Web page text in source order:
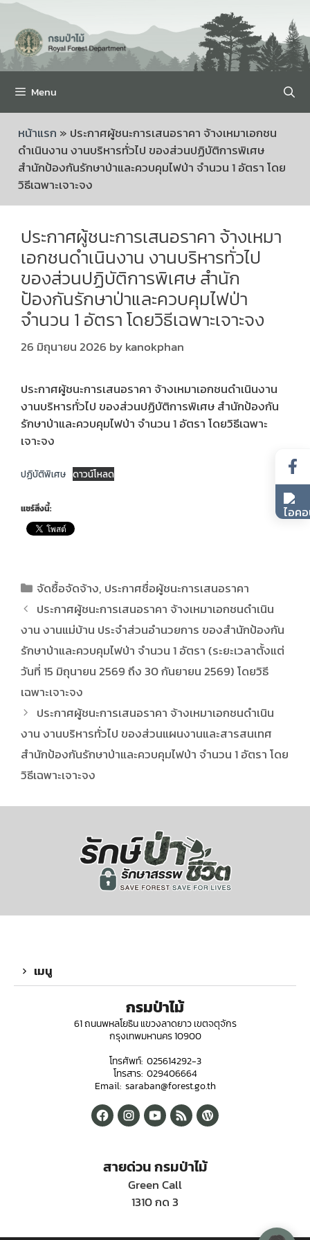
Menu
หน้าแรก » ประกาศผู้ชนะการเสนอราคา จ้างเหมาเอกชน
ดำเนินงาน งานบริหารทั่วไป ของส่วนปฏิบัติการพิเศษ
สำนักป้องกันรักษาป่าและควบคุมไฟป่า จำนวน 1 อัตรา โดย
วิธีเฉพาะเจาะจง
ประกาศผู้ชนะการเสนอราคา จ้างเหมา
เอกชนดำเนินงาน งานบริหารทั่วไป
ของส่วนปฏิบัติการพิเศษ สำนัก
ป้องกันรักษาป่าและควบคุมไฟป่า
จำนวน 1 อัตรา โดยวิธีเฉพาะเจาะจง
26 มิถุนายน 2026 bykanokphan
ประกาศผู้ชนะการเสนอราคา จ้างเหมาเอกชนดำเนินงาน
งานบริหารทั่วไป ของส่วนปฏิบัติการพิเศษ สำนักป้องกัน
รักษาป่าและควบคุมไฟป่า จำนวน 1 อัตรา โดยวิธีเฉพาะ
เจาะจง
ปฏิบัติพิเศษ ดาวน์โหลด
แชร์สิ่งนี้:
จัดซื้อจัดจ้าง, ประกาศชื่อผู้ชนะการเสนอราคา
ประกาศผู้ชนะการเสนอราคา จ้างเหมาเอกชนดำเนิน
งาน งานแม่บ้าน ประจำส่วนอำนวยการ ของสำนักป้องกัน
รักษาป่าและควบคุมไฟป่า จำนวน 1 อัตรา (ระยะเวลาตั้งแต่
วันที่ 15 มิถุนายน 2569 ถึง 30 กันยายน 2569) โดยวิธี
เฉพาะเจาะจง
ประกาศผู้ชนะการเสนอราคา จ้างเหมาเอกชนดำเนิน
งาน งานบริหารทั่วไป ของส่วนแผนงานและสารสนเทศ
สำนักป้องกันรักษาป่าและควบคุมไฟป่า จำนวน 1 อัตรา โดย
วิธีเฉพาะเจาะจง
เมนู
กรมป่าไม้
61 ถนนพหลโยธิน แขวงลาดยาว เขตจตุจักร
กรุงเทพมหานคร 10900
โทรศัพท์: 025614292-3
โทรสาร: 029406664
Email: saraban@forest.go.th
สายด่วน กรมป่าไม้
Green Call
1310 กด 3